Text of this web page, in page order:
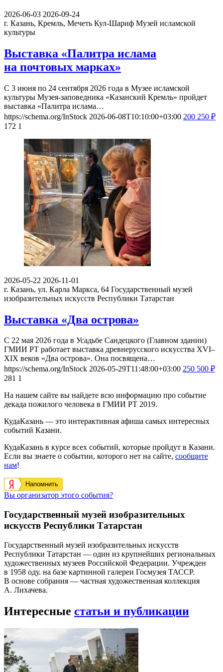
2026-06-03 2026-09-24
г. Казань, Кремль, Мечеть Кул-Шариф Музей исламской
культуры
Выставка «Палитра ислама
на почтовых марках»
С 3 июня по 24 сентября 2026 года в Музее исламской
культуры Музея-заповедника «Казанский Кремль» пройдет
выставка «Палитра ислама…
https://schema.org/InStock 2026-06-08T10:10:00+03:00 200 250 ₽
172 1
2026-05-22 2026-11-01
г. Казань, ул. Карла Маркса, 64 Государственный музей
изобразительных искусств Республики Татарстан
Выставка «Два острова»
С 22 мая 2026 года в Усадьбе Сандецкого (Главном здании)
ГМИИ РТ работает выставка древнерусского искусства XVI–
XIX веков «Два острова». Она посвящена…
https://schema.org/InStock 2026-05-29T11:48:00+03:00 250 500 ₽
281 1
На нашем сайте вы найдете всю информацию про событие
декада пожилого человека в ГМИИ РТ 2019.
КудаКазань — это интерактивная афиша самых интересных
событий Казани.
КудаКазань в курсе всех событий, которые пройдут в Казани.
Если вы знаете о событии, которого нет на сайте, сообщите
нам!
Напомнить
Вы организатор этого события?
Государственный музей изобразительных
искусств Республики Татарстан
Государственный музей изобразительных искусств
Республики Татарстан — один из крупнейших региональных
художественных музеев Российской Федерации. Учрежден
в 1958 оду. на базе картинной галереи Госмузея ТАССР.
В основе собрания — частная художественная коллекция
А. Лихачева.
Интересные статьи и публикации